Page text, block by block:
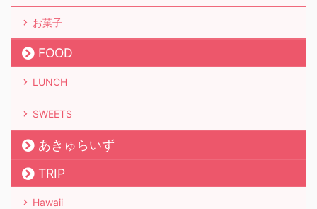
お菓子
FOOD
LUNCH
SWEETS
あきゅらいず
TRIP
Hawaii